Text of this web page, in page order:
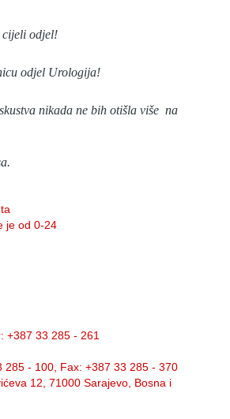
cijeli odjel!
odjel Urologija!
nikada ne bih otišla više na
je od 0-24
+387 33 285 - 261
285 - 100, Fax: +387 33 285 - 370
12, 71000 Sarajevo, Bosna i